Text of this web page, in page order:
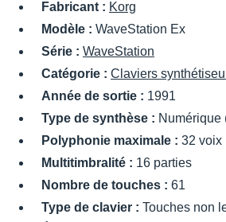
Fabricant : Korg
Modèle : WaveStation Ex
Série : WaveStation
Catégorie : Claviers
Année de sortie : 1991
Type de synthèse : Numérique
Polyphonie maximale : 32 voix
Multitimbralité : 16 parties
Nombre de touches : 61
Type de clavier : Touches non